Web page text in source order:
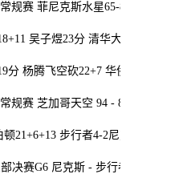
规赛 菲尼克斯水星65-88明尼苏达
吴子煜23分 清华大学首回合11
分 杨腾飞空砍22+7 华侨大学力克
规赛 芝加哥天空 94 - 83 达拉斯飞
21+6+13 步行者4-2尼克斯杀入总
决赛G6 尼克斯 - 步行者 精彩镜头